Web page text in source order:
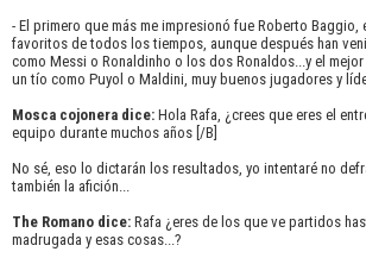
- El primero que más me impresionó fue Roberto
favoritos de todos los tiempos, aunque después han
como Messi o Ronaldinho o los dos Ronaldos...y el
un tío como Puyol o Maldini, muy buenos jugadores y
Mosca cojonera dice: Hola Rafa, ¿crees que eres el
equipo durante muchos años [/B]
No sé, eso lo dictarán los resultados, yo intentaré no
también la afición...
The Romano dice: Rafa ¿eres de los que ve partidos
madrugada y esas cosas...?